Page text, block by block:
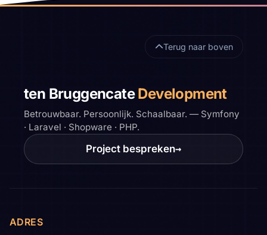
Terug naar boven
ten BruggencateDevelopment
Betrouwbaar. Persoonlijk. Schaalbaar. — Symfony
· Laravel · Shopware · PHP.
Project bespreken→
ADRES